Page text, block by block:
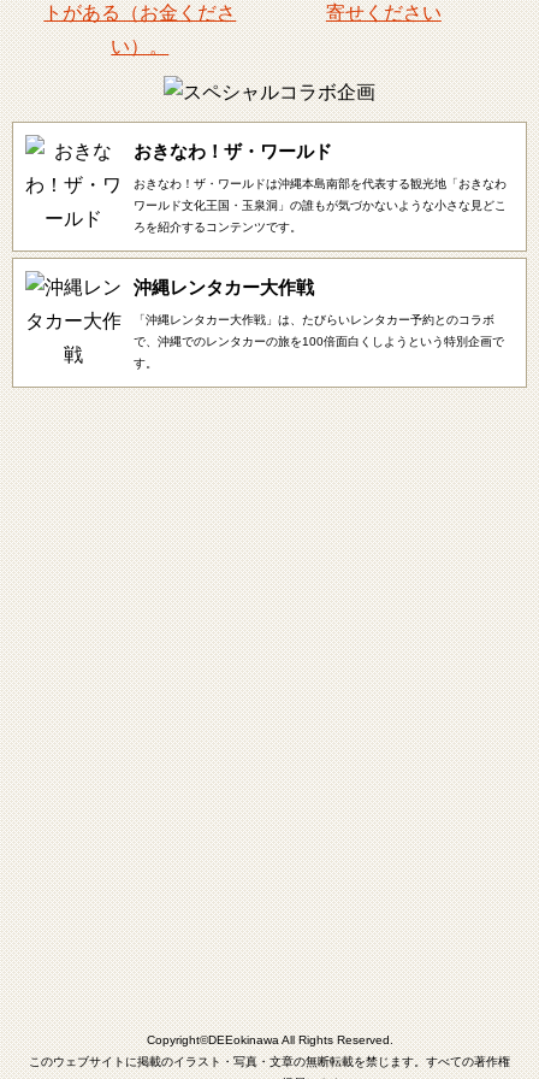
おきなわ！ザ・ワールド
おきなわ！ザ・ワールドは沖縄本島南部を代表する観光地「おきなわ
ワールド文化王国・玉泉洞」の誰もが気づかないような小さな見どこ
ろを紹介するコンテンツです。
沖縄レンタカー大作戦
「沖縄レンタカー大作戦」は、たびらいレンタカー予約とのコラボ
で、沖縄でのレンタカーの旅を100倍面白くしようという特別企画で
す。
Copyright©DEEokinawa All Rights Reserved.
このウェブサイトに掲載のイラスト・写真・文章の無断転載を禁じます。すべての著作権